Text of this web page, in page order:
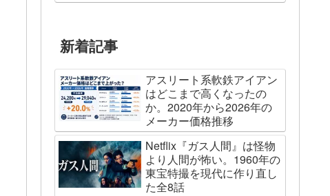
新着記事
アスリート系軟鉄アイアン
はどこまで高くなったの
か。2020年から2026年の
メーカー価格推移
Netflix『ガス人間』は怪物
より人間が怖い。1960年の
東宝特撮を現代に作り直し
た全8話